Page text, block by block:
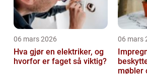
06 mars 2026
Hva gjør en elektriker, og
hvorfor er faget så viktig?
06 mars
møbler